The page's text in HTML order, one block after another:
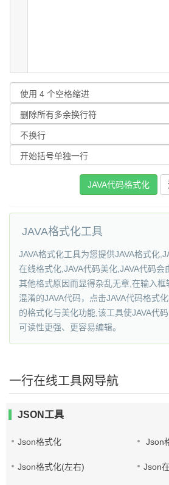
JAVA格式化工具
JAVA格式化工具为您提供JAVA格式化
在线格式化,JAVA代码美化,JAVA代码会
其他格式原因而显得杂乱无章,在输入框
混淆的JAVA代码，点击JAVA代码格式
的格式化与美化功能,该工具使JAVA代
可读性更强、更容易编辑。
一行在线工具网导航
JSON工具
Json格式化 Json
Json格式化(左右) Json